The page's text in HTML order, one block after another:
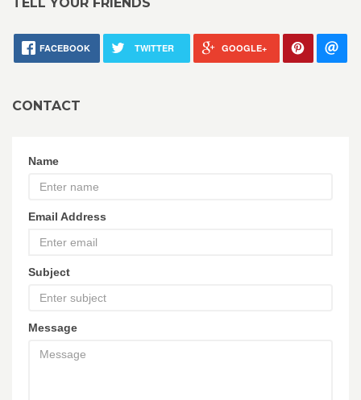
FACEBOOK TWITTER GOOGLE+
CONTACT
Name
Email Address
Subject
Message